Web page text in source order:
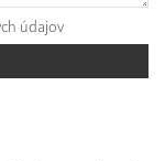
údajov